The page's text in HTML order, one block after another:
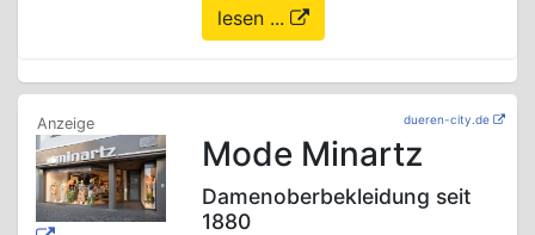
lesen ...
dueren-city.de
Mode Minartz
Damenoberbekleidung seit
1880